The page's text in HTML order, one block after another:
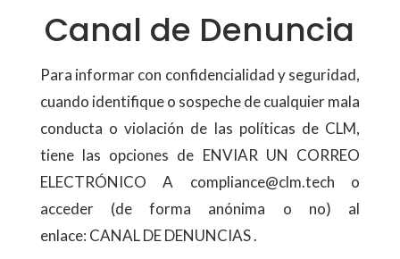
Canal de Denuncia
Para informar con confidencialidad y seguridad,
cuando identifique o sospeche de cualquier mala
conducta o violación de las políticas de CLM,
tiene las opciones de ENVIAR UN CORREO
ELECTRÓNICO A compliance@clm.tech o
acceder (de forma anónima o no) al
enlace: CANAL DE DENUNCIAS .